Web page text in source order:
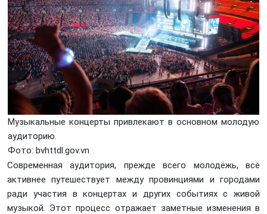
Музыкальные концерты привлекают в основном молодую
аудиторию.
Фото: bvhttdl.gov.vn
Современная аудитория, прежде всего молодёжь, всё
активнее путешествует между провинциями и городами
ради участия в концертах и других событиях с живой
музыкой. Этот процесс отражает заметные изменения в